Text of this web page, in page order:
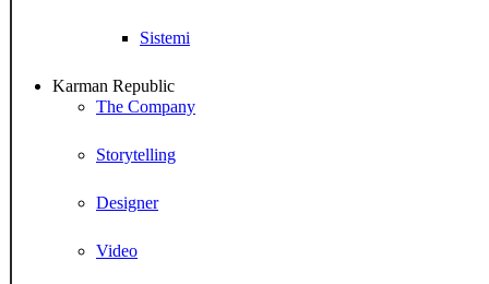
Sistemi
Karman Republic
The Company
Storytelling
Designer
Video